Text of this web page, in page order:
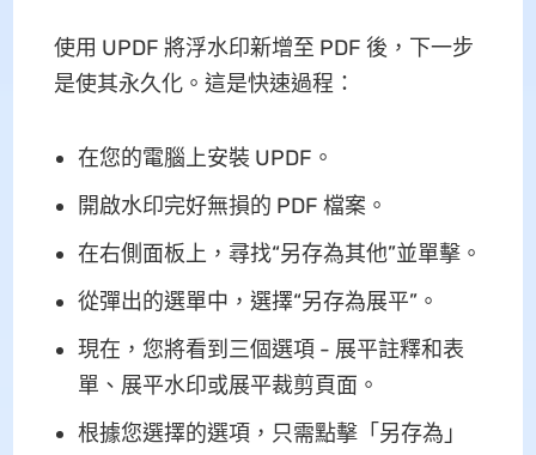
使用 UPDF 將浮水印新增至 PDF 後，下一步
是使其永久化。這是快速過程：
在您的電腦上安裝 UPDF。
開啟水印完好無損的 PDF 檔案。
在右側面板上，尋找“另存為其他”並單擊。
從彈出的選單中，選擇“另存為展平”。
現在，您將看到三個選項 - 展平註釋和表
單、展平水印或展平裁剪頁面。
根據您選擇的選項，只需點擊「另存為」